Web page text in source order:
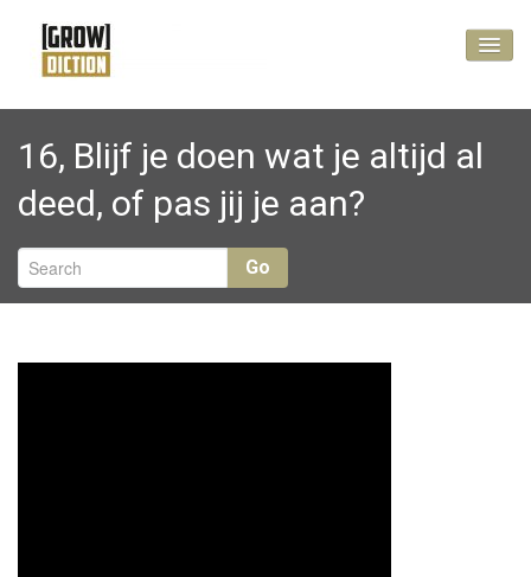
Vlog
No Cure, Pay Less
Kennis maken?
16, Blijf je doen wat je altijd al
deed, of pas jij je aan?
Go